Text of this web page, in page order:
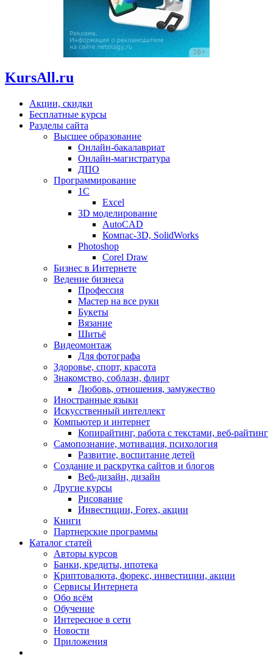
KursAll.ru
Акции, скидки
Бесплатные курсы
Разделы сайта
Высшее образование
Онлайн-бакалавриат
Онлайн-магистратура
ДПО
Программирование
1С
Excel
3D моделирование
AutoCAD
Компас-3D, SolidWorks
Photoshop
Corel Draw
Бизнес в Интернете
Ведение бизнеса
Профессия
Мастер на все руки
Букеты
Вязание
Шитьё
Видеомонтаж
Для фотографа
Здоровье, спорт, красота
Знакомство, соблазн, флирт
Любовь, отношения, замужество
Иностранные языки
Искусственный интеллект
Компьютер и интернет
Копирайтинг, работа с текстами, веб-райтинг
Самопознание, мотивация, психология
Развитие, воспитание детей
Создание и раскрутка сайтов и блогов
Веб-дизайн, дизайн
Другие курсы
Рисование
Инвестиции, Forex, акции
Книги
Партнерские программы
Каталог статей
Авторы курсов
Банки, кредиты, ипотека
Криптовалюта, форекс, инвестиции, акции
Сервисы Интернета
Обо всём
Обучение
Интересное в сети
Новости
Приложения